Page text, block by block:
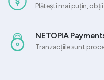
Plătești mai puțin,
NETOPIA
Tranzacțiile sunt